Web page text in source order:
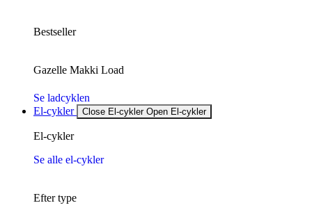
Bestseller
Gazelle Makki Load
Se ladcyklen
El-cykler
Close El-cykler Open El-cykler
El-cykler
Se alle el-cykler
Efter type